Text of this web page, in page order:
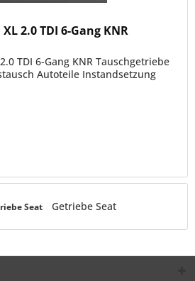
2.0 TDI 6-Gang KNR
TDI 6-Gang KNR Tauschgetriebe
Autoteile Instandsetzung
Seat Getriebe Seat